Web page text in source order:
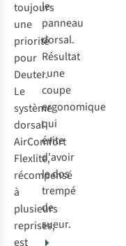
toujours
une
priorité
pour
Deuter.
Le
système
dorsal
AirComfort
Flexlite,
récompensé
à
plusieurs
reprises,
est
le
panneau
dorsal.
Résultat
: une
coupe
ergonomique
qui
évite
d'avoir
le dos
trempé
de
sueur.